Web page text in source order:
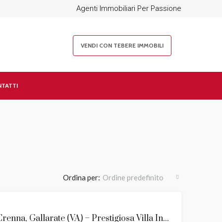
Agenti Immobiliari Per Passione
VENDI CON TEBERE IMMOBILI
Ordina per: Ordine predefinito
VENDITA Crenna, Gallarate (VA) – Prestigiosa Villa Indipendente Inizi ‘900